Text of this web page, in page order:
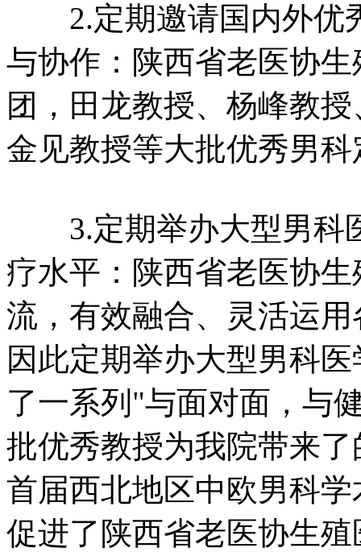
2.定期邀请国内外优
与协作：陕西省老医协
团，田龙教授、杨峰教
金见教授等大批优秀男
3.定期举办大型男科
疗水平：陕西省老医协
流，有效融合、灵活运
因此定期举办大型男科
了一系列"与面对面，与
批优秀教授为我院带来
首届西北地区中欧男科
促进了陕西省老医协生